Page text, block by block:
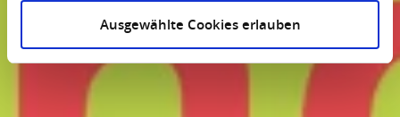
Ausgewählte Cookies erlauben